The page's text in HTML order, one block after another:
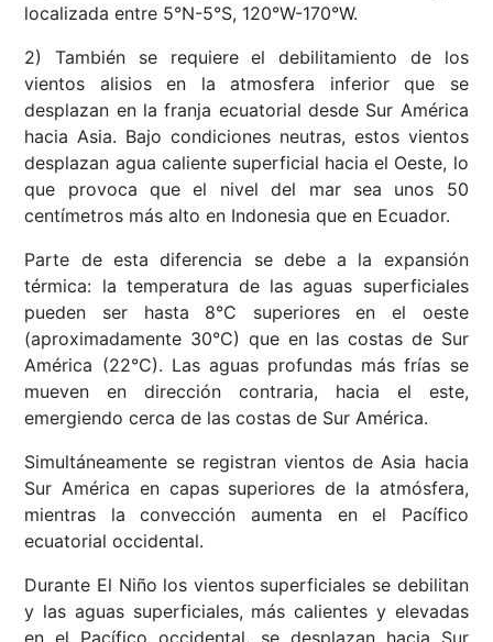
localizada entre 5°N-5°S, 120°W-170°W.
2) También se requiere el debilitamiento de los
vientos alisios en la atmosfera inferior que se
desplazan en la franja ecuatorial desde Sur América
hacia Asia. Bajo condiciones neutras, estos vientos
desplazan agua caliente superficial hacia el Oeste, lo
que provoca que el nivel del mar sea unos 50
centímetros más alto en Indonesia que en Ecuador.
Parte de esta diferencia se debe a la expansión
térmica: la temperatura de las aguas superficiales
pueden ser hasta 8°C superiores en el oeste
(aproximadamente 30°C) que en las costas de Sur
América (22°C). Las aguas profundas más frías se
mueven en dirección contraria, hacia el este,
emergiendo cerca de las costas de Sur América.
Simultáneamente se registran vientos de Asia hacia
Sur América en capas superiores de la atmósfera,
mientras la convección aumenta en el Pacífico
ecuatorial occidental.
Durante El Niño los vientos superficiales se debilitan
y las aguas superficiales, más calientes y elevadas
en el Pacífico occidental, se desplazan hacia Sur